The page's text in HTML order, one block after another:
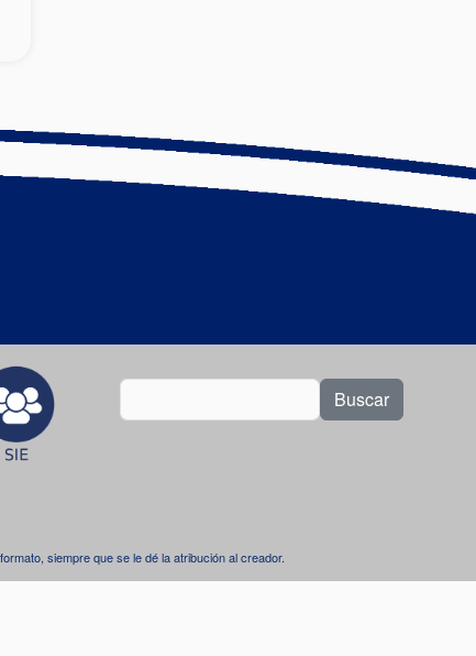
Buscar
siempre que se le dé la atribución al creador.